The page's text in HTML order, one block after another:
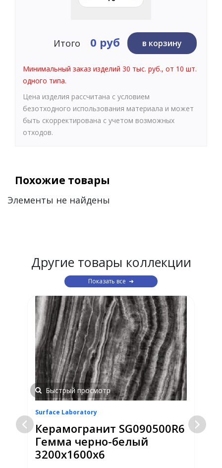
Итого 0 руб в корзину
Минимальный заказ изделий 30 тыс. руб., от 10 шт.
одного типа.
Цена изделия рассчитана с условием
безотходного использования материала и может
быть скорректирована с учетом возможных
отходов.
Похожие товары
Элементы не найдены
Другие товары коллекции
Показать все
Быстрый просмотр
Surface Laboratory
Керамогранит SG090500R6
Гемма черно-белый
3200х1600х6